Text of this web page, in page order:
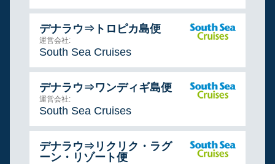
デナラウ⇒トロピカ島便
運営会社:
South Sea Cruises
デナラウ⇒ワンディギ島便
運営会社:
South Sea Cruises
デナラウ⇒リクリク・ラグ
ーン・リゾート便